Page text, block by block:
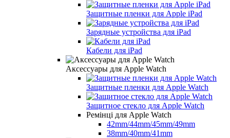
Защитные пленки для Apple iPad
Зарядные устройства для iPad
Кабели для iPad
Аксессуары для Apple Watch
Защитные пленки для Apple Watch
Защитное стекло для Apple Watch
Ремінці для Apple Watch
42mm/44mm/45mm/49mm
38mm/40mm/41mm